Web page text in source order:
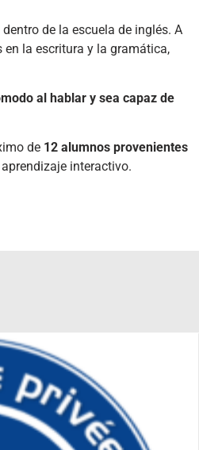
dentro de la escuela de inglés. A
la escritura y la gramática,
al hablar y sea capaz de
de 12 alumnos provenientes
interactivo.